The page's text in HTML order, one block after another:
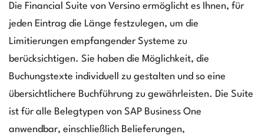
Die Financial Suite von Versino ermöglicht es Ihnen, für
jeden Eintrag die Länge festzulegen, um die
Limitierungen empfangender Systeme zu
berücksichtigen. Sie haben die Möglichkeit, die
Buchungstexte individuell zu gestalten und so eine
übersichtlichere Buchführung zu gewährleisten. Die Suite
ist für alle Belegtypen von SAP Business One
anwendbar, einschließlich Belieferungen,